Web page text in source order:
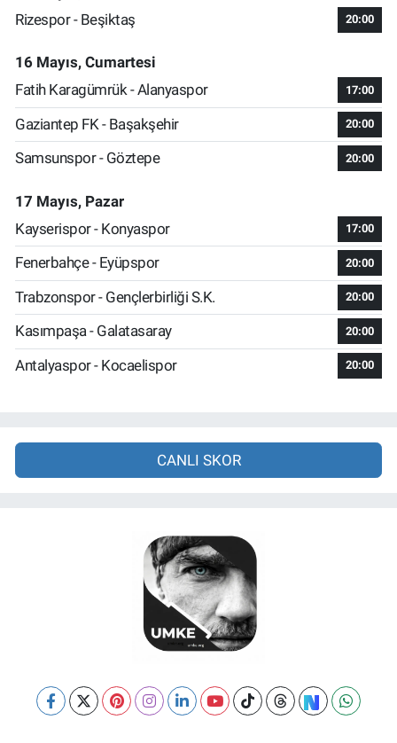
Rizespor - Beşiktaş
20:00
16 Mayıs, Cumartesi
Fatih Karagümrük - Alanyaspor
17:00
Gaziantep FK - Başakşehir 20:00
Samsunspor - Göztepe 20:00
17 Mayıs, Pazar
Kayserispor - Konyaspor
17:00
Fenerbahçe - Eyüpspor 20:00
Trabzonspor - Gençlerbirliği S.K. 20:00
Kasımpaşa - Galatasaray 20:00
Antalyaspor - Kocaelispor 20:00
CANLI SKOR